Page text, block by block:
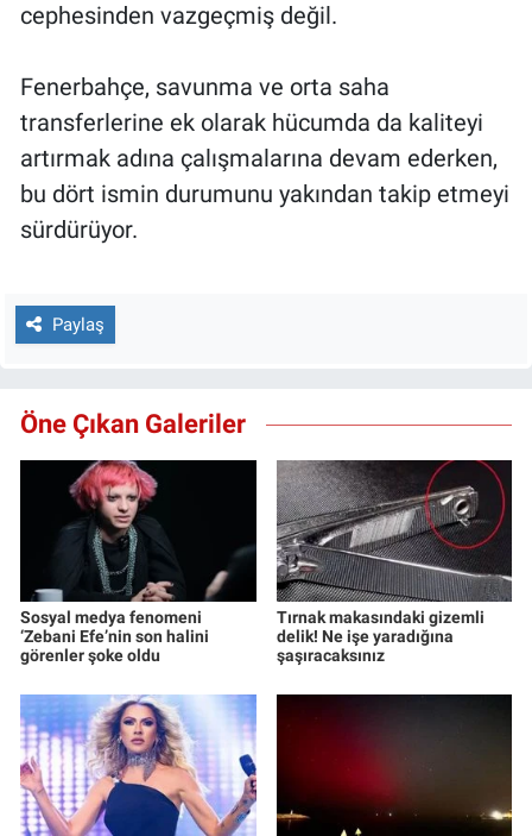
cephesinden vazgeçmiş değil.
Fenerbahçe, savunma ve orta saha
transferlerine ek olarak hücumda da kaliteyi
artırmak adına çalışmalarına devam ederken,
bu dört ismin durumunu yakından takip etmeyi
sürdürüyor.
Paylaş
Öne Çıkan Galeriler
Sosyal medya fenomeni
‘Zebani Efe’nin son halini
görenler şoke oldu
Tırnak makasındaki gizemli
delik! Ne işe yaradığına
şaşıracaksınız